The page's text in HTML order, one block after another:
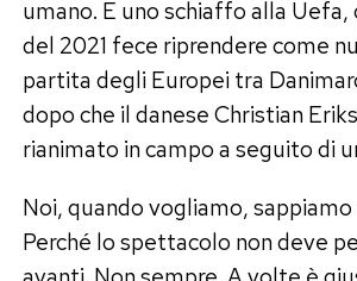
umano. E uno schiaffo alla Uefa,
del 2021 fece riprendere come
partita degli Europei tra
dopo che il danese Christian
rianimato in campo a seguito di
Noi, quando vogliamo,
Perché lo spettacolo non deve